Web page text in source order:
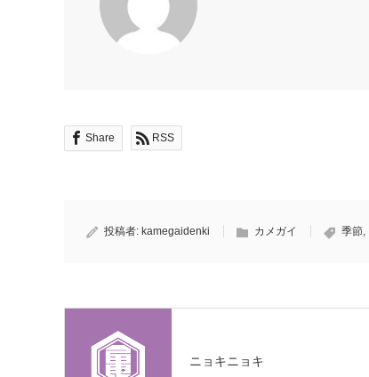
Share RSS
投稿者: kamegaidenki カメガイ 季節,
ニョキニョキ